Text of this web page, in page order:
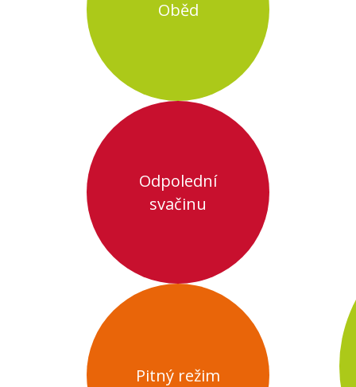
Oběd
Odpolední
svačinu
Pitný režim